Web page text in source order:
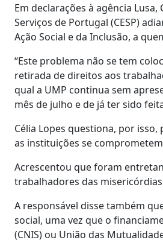
Em declarações à agência
Serviços de Portugal (CESP)
Ação Social e da Inclusão, a
“Este problema não se tem
retirada de direitos aos
qual a UMP continua sem
mês de julho e de já ter sido
Célia Lopes questiona, por
as instituições se
Acrescentou que foram
trabalhadores das
A responsável disse também
social, uma vez que o
(CNIS) ou União das